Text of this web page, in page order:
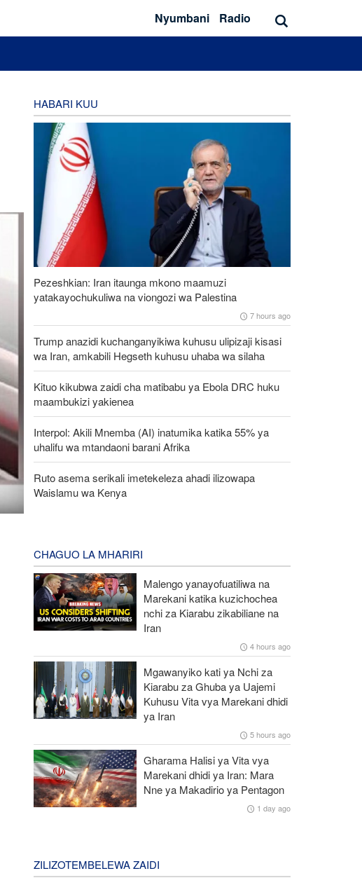
Nyumbani Radio
HABARI KUU
Pezeshkian: Iran itaunga mkono maamuzi
yatakayochukuliwa na viongozi wa Palestina
7 hours ago
Trump anazidi kuchanganyikiwa kuhusu ulipizaji kisasi
wa Iran, amkabili Hegseth kuhusu uhaba wa silaha
Kituo kikubwa zaidi cha matibabu ya Ebola DRC huku
maambukizi yakienea
Interpol: Akili Mnemba (AI) inatumika katika 55% ya
uhalifu wa mtandaoni barani Afrika
Ruto asema serikali imetekeleza ahadi ilizowapa
Waislamu wa Kenya
CHAGUO LA MHARIRI
Malengo yanayofuatiliwa na
Marekani katika kuzichochea
nchi za Kiarabu zikabiliane na
Iran
4 hours ago
Mgawanyiko kati ya Nchi za
Kiarabu za Ghuba ya Uajemi
Kuhusu Vita vya Marekani dhidi
ya Iran
5 hours ago
Gharama Halisi ya Vita vya
Marekani dhidi ya Iran: Mara
Nne ya Makadirio ya Pentagon
1 day ago
ZILIZOTEMBELEWA ZAIDI